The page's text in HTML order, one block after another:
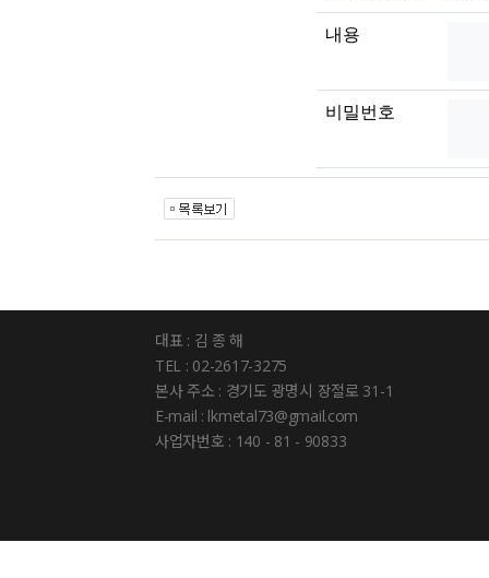
내용
비밀번호
대표 : 김 종 해
TEL : 02-2617-3275
본사 주소 : 경기도 광명시 장절로 31-1
E-mail : lkmetal73@gmail.com
사업자번호 : 140 - 81 - 90833